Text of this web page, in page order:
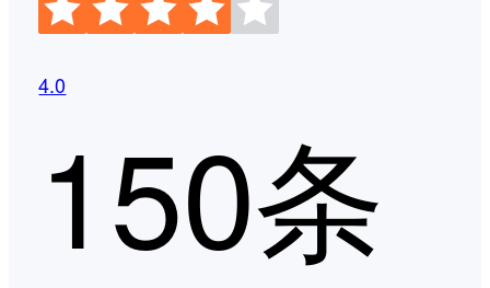
4.0
150条